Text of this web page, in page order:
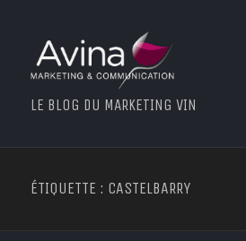
LE BLOG DU MARKETING VIN
ÉTIQUETTE : CASTELBARRY